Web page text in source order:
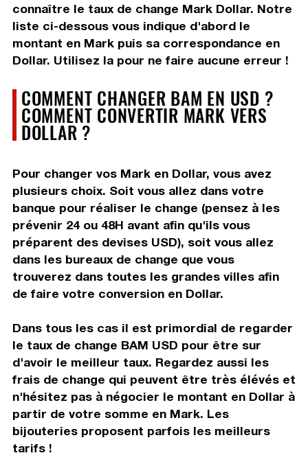
connaître le taux de change Mark Dollar. Notre
liste ci-dessous vous indique d'abord le
montant en Mark puis sa correspondance en
Dollar. Utilisez la pour ne faire aucune erreur !
COMMENT CHANGER BAM EN USD ?
COMMENT CONVERTIR MARK VERS
DOLLAR ?
Pour changer vos Mark en Dollar, vous avez
plusieurs choix. Soit vous allez dans votre
banque pour réaliser le change (pensez à les
prévenir 24 ou 48H avant afin qu'ils vous
préparent des devises USD), soit vous allez
dans les bureaux de change que vous
trouverez dans toutes les grandes villes afin
de faire votre conversion en Dollar.
Dans tous les cas il est primordial de regarder
le taux de change BAM USD pour être sur
d'avoir le meilleur taux. Regardez aussi les
frais de change qui peuvent être très élévés et
n'hésitez pas à négocier le montant en Dollar à
partir de votre somme en Mark. Les
bijouteries proposent parfois les meilleurs
tarifs !